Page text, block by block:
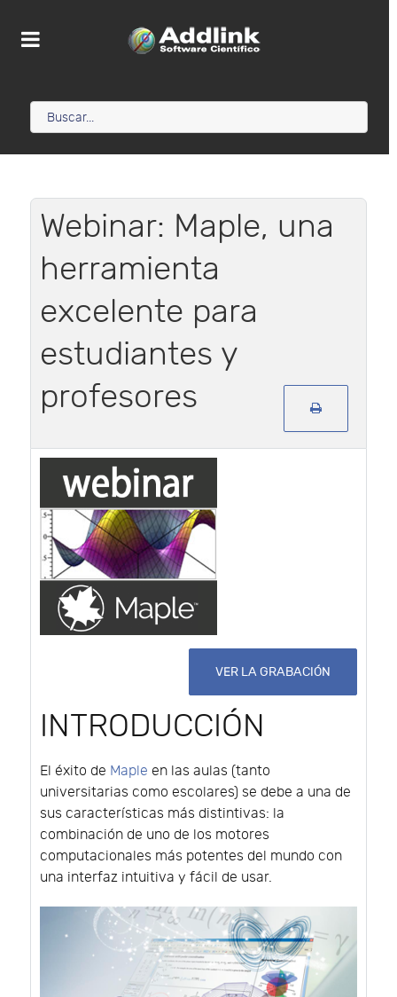
Webinar: Maple, una
herramienta
excelente para
estudiantes y
profesores
VER LA GRABACIÓN
INTRODUCCIÓN
El éxito de Maple en las aulas (tanto
universitarias como escolares) se debe a una de
sus características más distintivas: la
combinación de uno de los motores
computacionales más potentes del mundo con
una interfaz intuitiva y fácil de usar.